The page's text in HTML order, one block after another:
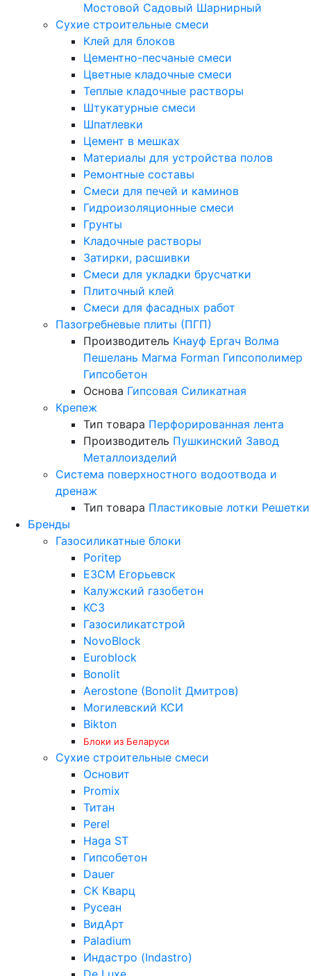
Мостовой Садовый Шарнирный
Сухие строительные смеси
Клей для блоков
Цементно-песчаные смеси
Цветные кладочные смеси
Теплые кладочные растворы
Штукатурные смеси
Шпатлевки
Цемент в мешках
Материалы для устройства полов
Ремонтные составы
Смеси для печей и каминов
Гидроизоляционные смеси
Грунты
Кладочные растворы
Затирки, расшивки
Смеси для укладки брусчатки
Плиточный клей
Смеси для фасадных работ
Пазогребневые плиты (ПГП)
Производитель Кнауф Ергач Волма
Пешелань Магма Forman Гипсополимер
Гипсобетон
Основа Гипсовая Силикатная
Крепеж
Тип товара Перфорированная лента
Производитель Пушкинский Завод
Металлоизделий
Система поверхностного водоотвода и
дренаж
Тип товара Пластиковые лотки Решетки
Бренды
Газосиликатные блоки
Poritep
ЕЗСМ Егорьевск
Калужский газобетон
КСЗ
Газосиликатстрой
NovoBlock
Euroblock
Bonolit
Aerostone (Bonolit Дмитров)
Могилевский КСИ
Bikton
Блоки из Беларуси
Сухие строительные смеси
Основит
Promix
Титан
Perel
Haga ST
Гипсобетон
Dauer
СК Кварц
Русеан
ВидАрт
Paladium
Индастро (Indastro)